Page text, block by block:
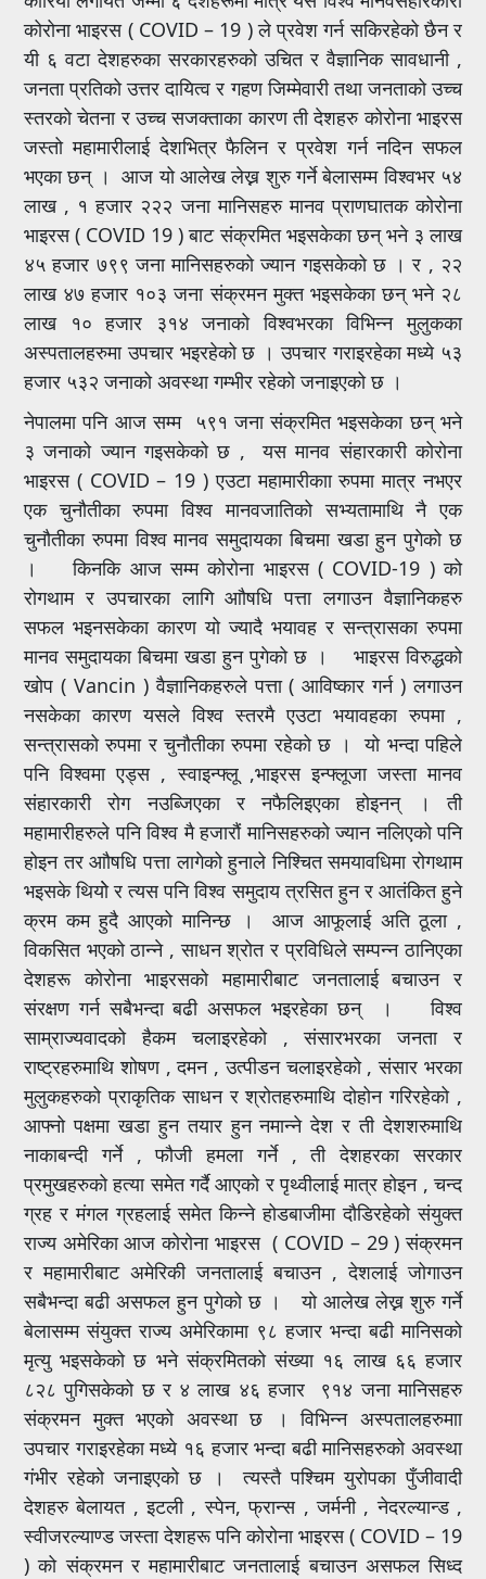
कोरोना भाइरस ( COVID – 19 ) ले प्रवेश गर्न सकिरहेको छैन र
यी ६ वटा देशहरुका सरकारहरुको उचित र वैज्ञानिक सावधानी ,
जनता प्रतिको उत्तर दायित्व र गहण जिम्मेवारी तथा जनताको उच्च
स्तरको चेतना र उच्च सजक्ताका कारण ती देशहरु कोरोना भाइरस
जस्तो महामारीलाई देशभित्र फैलिन र प्रवेश गर्न नदिन सफल
भएका छन् । आज यो आलेख लेख्न शुरु गर्ने बेलासम्म विश्वभर ५४
लाख , १ हजार २२२ जना मानिसहरु मानव प्राणघातक कोरोना
भाइरस ( COVID 19 ) बाट संक्रमित भइसकेका छन् भने ३ लाख
४५ हजार ७९९ जना मानिसहरुको ज्यान गइसकेको छ । र , २२
लाख ४७ हजार १०३ जना संक्रमन मुक्त भइसकेका छन् भने २८
लाख १० हजार ३१४ जनाको विश्वभरका विभिन्न मुलुकका
अस्पतालहरुमा उपचार भइरहेको छ । उपचार गराइरहेका मध्ये ५३
हजार ५३२ जनाको अवस्था गम्भीर रहेको जनाइएको छ ।
नेपालमा पनि आज सम्म ५९१ जना संक्रमित भइसकेका छन् भने
३ जनाको ज्यान गइसकेको छ , यस मानव संहारकारी कोरोना
भाइरस ( COVID – 19 ) एउटा महामारीकाा रुपमा मात्र नभएर
एक चुनौतीका रुपमा विश्व मानवजातिको सभ्यतामाथि नै एक
चुनौतीका रुपमा विश्व मानव समुदायका बिचमा खडा हुन पुगेको छ
। किनकि आज सम्म कोरोना भाइरस ( COVID-19 ) को
रोगथाम र उपचारका लागि आौषधि पत्ता लगाउन वैज्ञानिकहरु
सफल भइनसकेका कारण यो ज्यादै भयावह र सन्त्रासका रुपमा
मानव समुदायका बिचमा खडा हुन पुगेको छ । भाइरस विरुद्धको
खोप ( Vancin ) वैज्ञानिकहरुले पत्ता ( आविष्कार गर्न ) लगाउन
नसकेका कारण यसले विश्व स्तरमै एउटा भयावहका रुपमा ,
सन्त्रासको रुपमा र चुनौतीका रुपमा रहेको छ । यो भन्दा पहिले
पनि विश्वमा एड्स , स्वाइन्फ्लू ,भाइरस इन्फ्लूजा जस्ता मानव
संहारकारी रोग नउब्जिएका र नफैलिइएका होइनन् । ती
महामारीहरुले पनि विश्व मै हजारौं मानिसहरुको ज्यान नलिएको पनि
होइन तर आौषधि पत्ता लागेको हुनाले निश्चित समयावधिमा रोगथाम
भइसके थियोे र त्यस पनि विश्व समुदाय त्रसित हुन र आतंकित हुने
क्रम कम हुदै आएको मानिन्छ । आज आफूलाई अति ठूला ,
विकसित भएको ठान्ने , साधन श्रोत र प्रविधिले सम्पन्न ठानिएका
देशहरू कोरोना भाइरसको महामारीबाट जनतालाई बचाउन र
संरक्षण गर्न सबैभन्दा बढी असफल भइरहेका छन् । विश्व
साम्राज्यवादको हैकम चलाइरहेको , संसारभरका जनता र
राष्ट्रहरुमाथि शोषण , दमन , उत्पीडन चलाइरहेको , संसार भरका
मुलुकहरुको प्राकृतिक साधन र श्रोतहरुमाथि दोहोन गरिरहेको ,
आफ्नो पक्षमा खडा हुन तयार हुन नमान्ने देश र ती देशशरुमाथि
नाकाबन्दी गर्ने , फौजी हमला गर्ने , ती देशहरका सरकार
प्रमुखहरुको हत्या समेत गर्दै आएको र पृथ्वीलाई मात्र होइन , चन्द
ग्रह र मंगल ग्रहलाई समेत किन्ने होडबाजीमा दौडिरहेको संयुक्त
राज्य अमेरिका आज कोर‍‍ोना भाइरस ( COVID – 29 ) संक्रमन
र महामारीबाट अमेरिकी जनतालाई बचाउन , देशलाई जोगाउन
सबैभन्दा बढी असफल हुन पुगेको छ । यो आलेख लेख्न शुरु गर्ने
बेलासम्म संयुक्त राज्य अमेरिकामा ९८ हजार भन्दा बढी मानिसको
मृत्यु भइसकेको छ भने संक्रमितको संख्या १६ लाख ६६ हजार
८२८ पुगिसकेको छ र ४ लाख ४६ हजार ९१४ जना मानिसहरु
संक्रमन मुक्त भएको अवस्था छ । विभिन्न अस्पतालहरुमाा
उपचार गराइरहेका मध्ये १६ हजार भन्दा बढी मानिसहरुको अवस्था
गंभीर रहेको जनाइएको छ । त्यस्तै पश्चिम युरोपका पुँजीवादी
देशहरु बेलायत , इटली , स्पेन, फ्रान्स , जर्मनी , नेदरल्यान्ड ,
स्वीजरल्याण्ड जस्ता देशहरू पनि कोरोना भाइरस ( COVID – 19
) को संक्रमन र महामारीबाट जनतालाई बचाउन असफल सिध्द